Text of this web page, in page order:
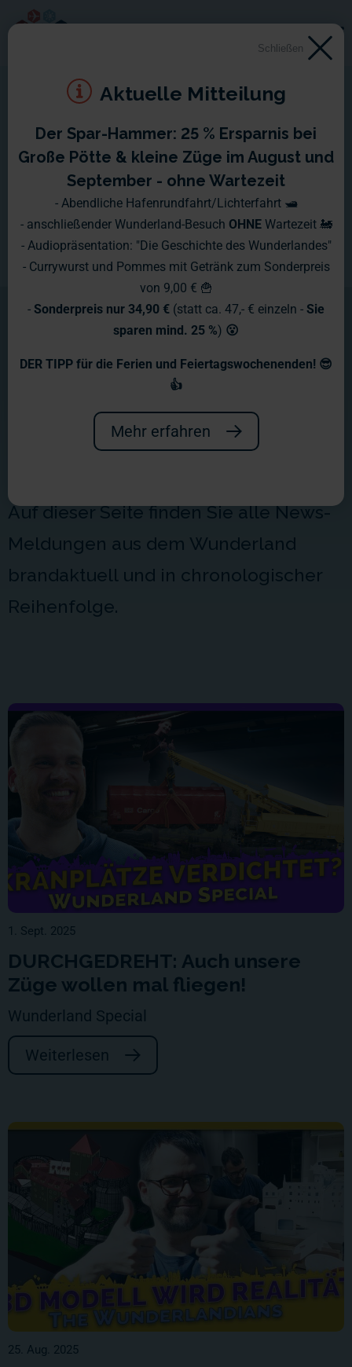
Aktuelles aus dem
Willkommen in unserem
Auf dieser Seite finden Sie alle News-
Meldungen aus dem Wunderland
brandaktuell und in chronologischer
Reihenfolge.
1. Sept. 2025
DURCHGEDREHT: Auch unsere
Züge wollen mal fliegen!
Wunderland Special
Weiterlesen
25. Aug. 2025
Schließen
Aktuelle Mitteilung
Der Spar-Hammer: 25 % Ersparnis bei
Große Pötte & kleine Züge im August und
September - ohne Wartezeit
- Abendliche Hafenrundfahrt/Lichterfahrt 🛥️
- anschließender Wunderland-Besuch OHNE Wartezeit 🚂
- Audiopräsentation: "Die Geschichte des Wunderlandes"
- Currywurst und Pommes mit Getränk zum Sonderpreis
von 9,00 € 🍟
- Sonderpreis nur 34,90 € (statt ca. 47,- € einzeln - Sie
sparen mind. 25 %) 😮
DER TIPP für die Ferien und Feiertagswochenenden! 😎
👍
Mehr erfahren